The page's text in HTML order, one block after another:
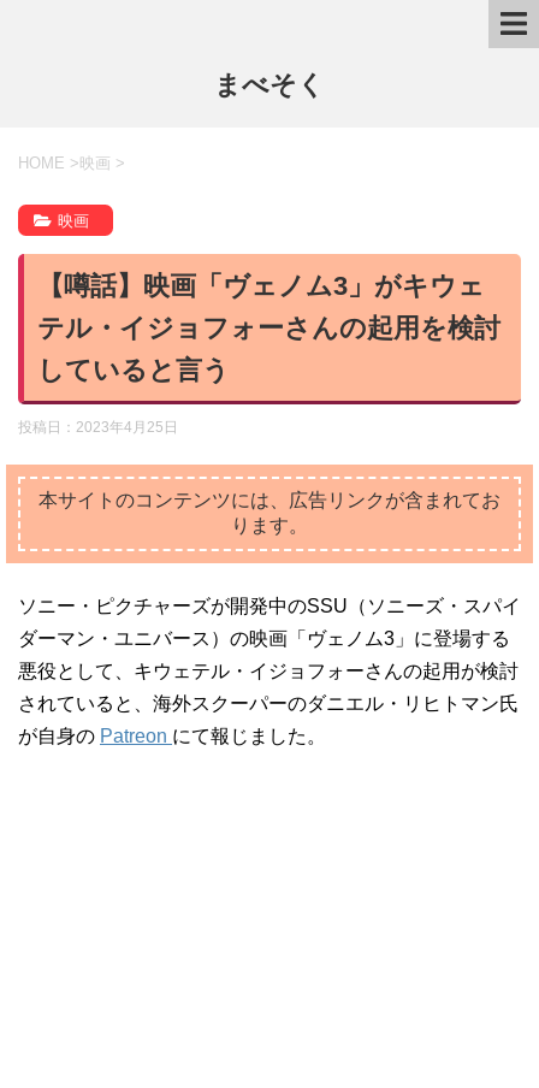
まべそく
HOME > 映画 >
映画
【噂話】映画「ヴェノム3」がキウェ
テル・イジョフォーさんの起用を検討
していると言う
投稿日： 2023年4月25日
本サイトのコンテンツには、広告リンクが含まれてお
ります。
ソニー・ピクチャーズが開発中のSSU（ソニーズ・スパイ
ダーマン・ユニバース）の映画「ヴェノム3」に登場する
悪役として、キウェテル・イジョフォーさんの起用が検討
されていると、海外スクーパーのダニエル・リヒトマン氏
が自身の Patreon にて報じました。